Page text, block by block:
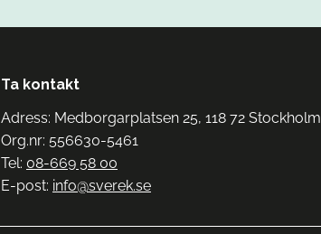
Ta kontakt
Adress: Medborgarplatsen 25, 118 72 Stockholm
Org.nr: 556630-5461
Tel: 08-669 58 00
E-post: info@sverek.se